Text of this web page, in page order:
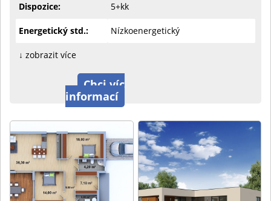
Dispozice: 5+kk
Energetický std.: Nízkoenergetický
↓ zobrazit více
Chci víc
informací